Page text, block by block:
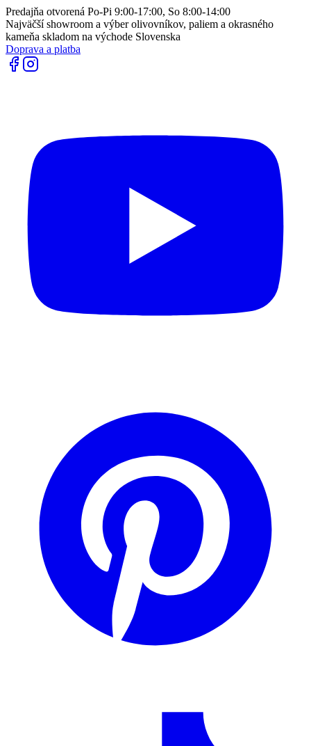
Predajňa otvorená Po-Pi 9:00-17:00, So 8:00-14:00
Najväčší showroom a výber olivovníkov, paliem a okrasného
kameňa skladom na východe Slovenska
Doprava a platba